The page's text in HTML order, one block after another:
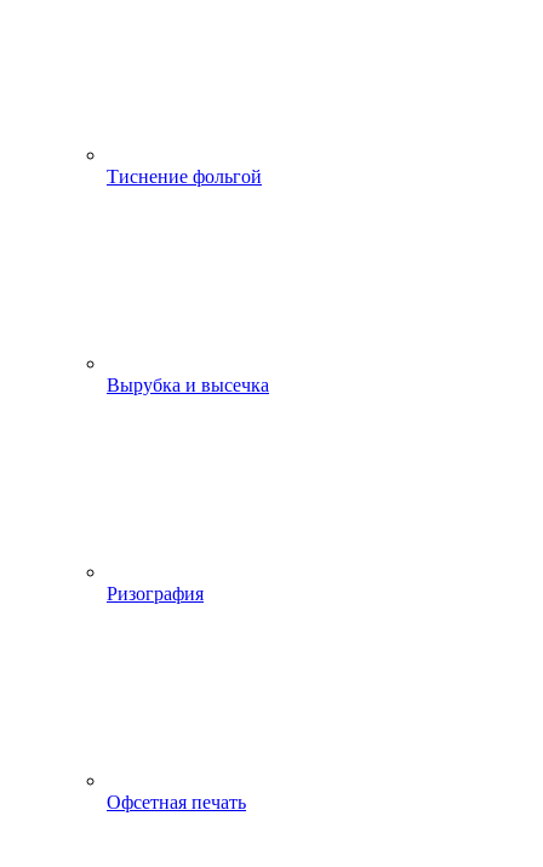
Тиснение фольгой
Вырубка и высечка
Ризография
Офсетная печать